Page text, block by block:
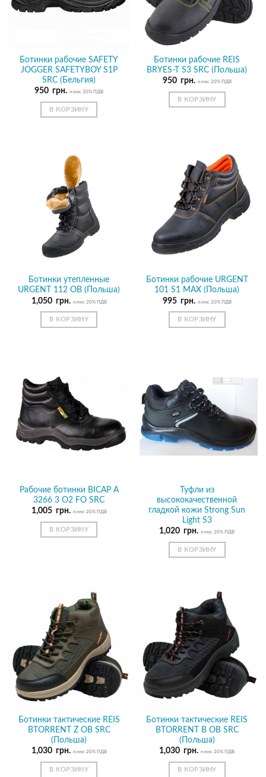
Ботинки рабочие SAFETY
JOGGER SAFETYBOY S1P
SRC (Бельгия)
950 грн. плюс 20% ПДВ
В КОРЗИНУ
Ботинки рабочие REIS
BRYES-T S3 SRC (Польша)
950 грн. плюс 20% ПДВ
В КОРЗИНУ
Ботинки утепленные
URGENT 112 OB (Польша)
1,050 грн. плюс 20% ПДВ
В КОРЗИНУ
Ботинки рабочие URGENT
101 S1 МАХ (Польша)
995 грн. плюс 20% ПДВ
В КОРЗИНУ
Рабочие ботинки BICAP A
3266 3 O2 FO SRC
1,005 грн. плюс 20% ПДВ
В КОРЗИНУ
Туфли из
высококачественной
гладкой кожи Strong Sun
Light S3
1,020 грн. плюс 20% ПДВ
В КОРЗИНУ
Ботинки тактические REIS
BTORRENT Z OB SRC
(Польша)
1,030 грн. плюс 20% ПДВ
В КОРЗИНУ
Ботинки тактические REIS
BTORRENT B OB SRC
(Польша)
1,030 грн. плюс 20% ПДВ
В КОРЗИНУ